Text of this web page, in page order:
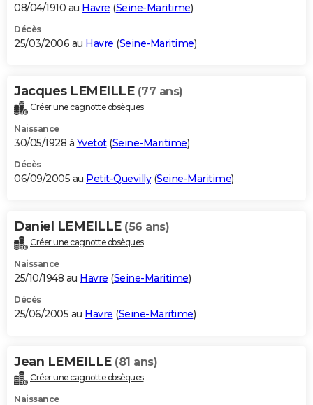
08/04/1910 au Havre (Seine-Maritime)
Décès
25/03/2006 au Havre (Seine-Maritime)
Jacques LEMEILLE (77 ans)
Créer une cagnotte obsèques
Naissance
30/05/1928 à Yvetot(Seine-Maritime)
Décès
06/09/2005 au Petit-Quevilly(Seine-Maritime)
Daniel LEMEILLE (56 ans)
Créer une cagnotte obsèques
Naissance
25/10/1948 au Havre (Seine-Maritime)
Décès
25/06/2005 au Havre (Seine-Maritime)
Jean LEMEILLE (81 ans)
Créer une cagnotte obsèques
Naissance